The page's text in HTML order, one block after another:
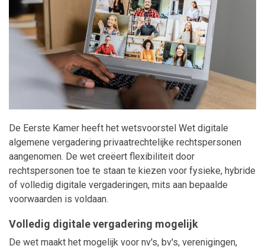
Maatwerk
De Eerste Kamer heeft het wetsvoorstel Wet digitale
algemene vergadering privaatrechtelijke rechtspersonen
aangenomen. De wet creëert flexibiliteit door
rechtspersonen toe te staan te kiezen voor fysieke, hybride
of volledig digitale vergaderingen, mits aan bepaalde
voorwaarden is voldaan.
Volledig digitale vergadering mogelijk
De wet maakt het mogelijk voor nv's, bv's, verenigingen,